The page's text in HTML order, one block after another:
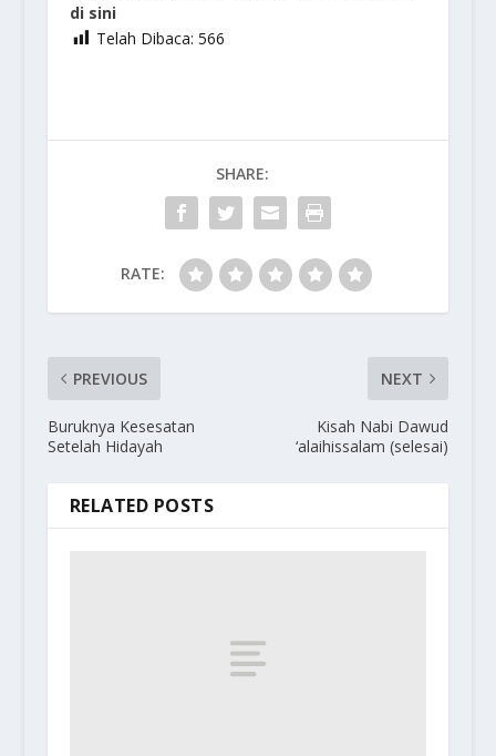
di sini
Telah Dibaca: 566
SHARE:
RATE:
PREVIOUS
Buruknya Kesesatan
Setelah Hidayah
NEXT
Kisah Nabi Dawud
‘alaihissalam (selesai)
RELATED POSTS